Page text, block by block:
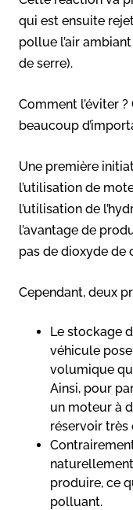
qui est ensuite
pollue l’air
de serre).
Comment l’éviter
beaucoup
Une première
l’utilisation de
l’utilisation de
l’avantage de
pas de dioxyde de
Cependant, deux
Le stockage
véhicule
volumique
Ainsi, pour
un moteur à
réservoir très
produire, ce
polluant.